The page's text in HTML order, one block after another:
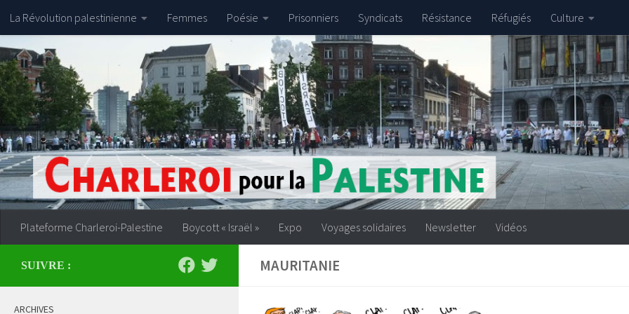
Skip to content
La Révolution palestinienne Femmes Poésie Prisonniers Syndicats Résistance Réfugiés Culture
Plateforme Charleroi-Palestine Boycott « Israël » Expo Voyages solidaires Newsletter Vidéos
MAURITANIE
SUIVRE :
ARCHIVES